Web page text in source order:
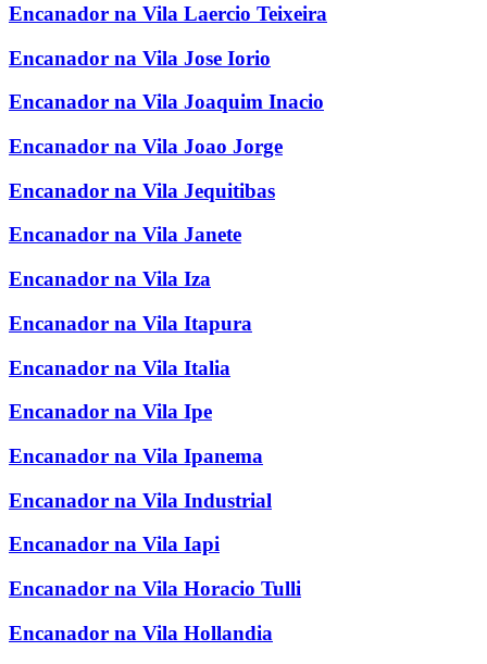
Encanador na Vila Laercio Teixeira
Encanador na Vila Jose Iorio
Encanador na Vila Joaquim Inacio
Encanador na Vila Joao Jorge
Encanador na Vila Jequitibas
Encanador na Vila Janete
Encanador na Vila Iza
Encanador na Vila Itapura
Encanador na Vila Italia
Encanador na Vila Ipe
Encanador na Vila Ipanema
Encanador na Vila Industrial
Encanador na Vila Iapi
Encanador na Vila Horacio Tulli
Encanador na Vila Hollandia